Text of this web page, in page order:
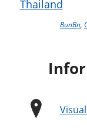
BunBn,